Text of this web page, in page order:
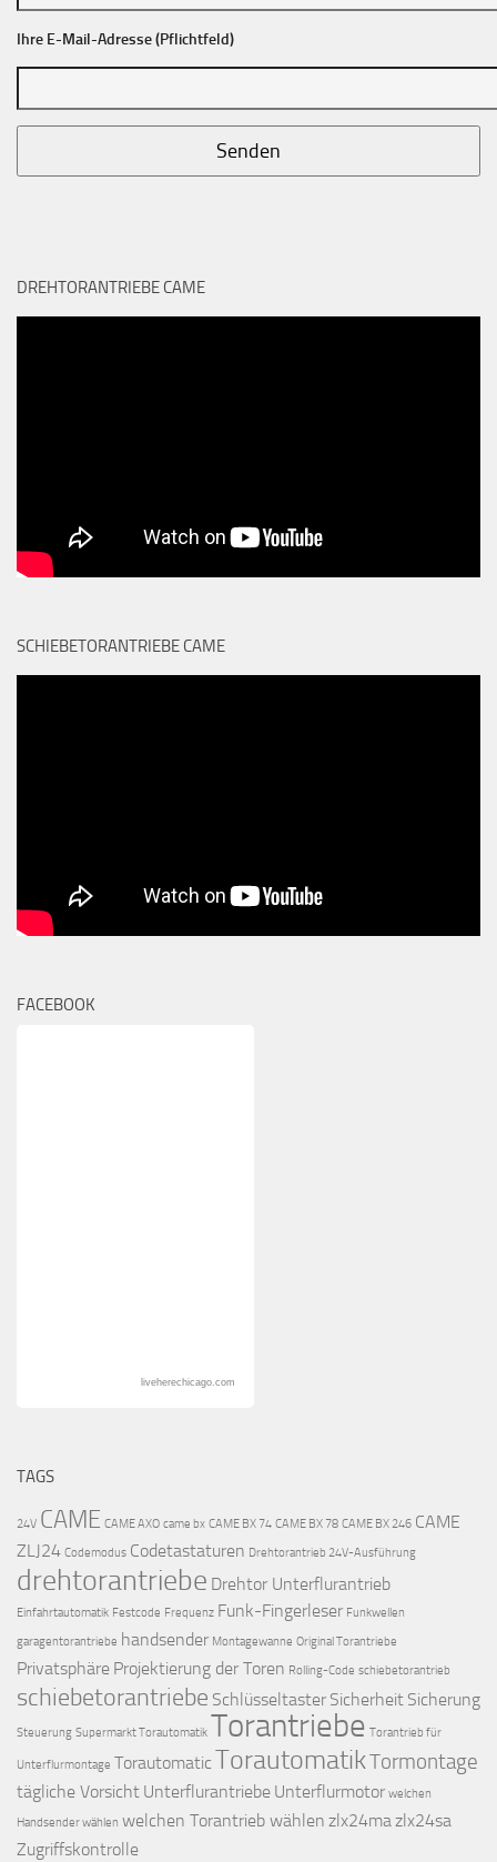
Ihre E-Mail-Adresse (Pflichtfeld)
DREHTORANTRIEBE CAME
SCHIEBETORANTRIEBE CAME
FACEBOOK
liveherechicago.com
TAGS
24V CAME CAME AXO came bx CAME BX 74 CAME BX 78 CAME BX 246 CAME
ZLJ24 Codemodus Codetastaturen Drehtorantrieb 24V-Ausführung
drehtorantriebe Drehtor Unterflurantrieb
Einfahrtautomatik Festcode Frequenz Funk-Fingerleser Funkwellen
garagentorantriebe handsender Montagewanne Original Torantriebe
Privatsphäre Projektierung der Toren Rolling-Code schiebetorantrieb
schiebetorantriebe Schlüsseltaster Sicherheit Sicherung
Steuerung Supermarkt Torautomatik Torantriebe Torantrieb für
Unterflurmontage TorautomaticTorautomatikTormontage
tägliche Vorsicht Unterflurantriebe Unterflurmotor welchen
Handsender wählen welchen Torantrieb wählen zlx24mazlx24sa
Zugriffskontrolle